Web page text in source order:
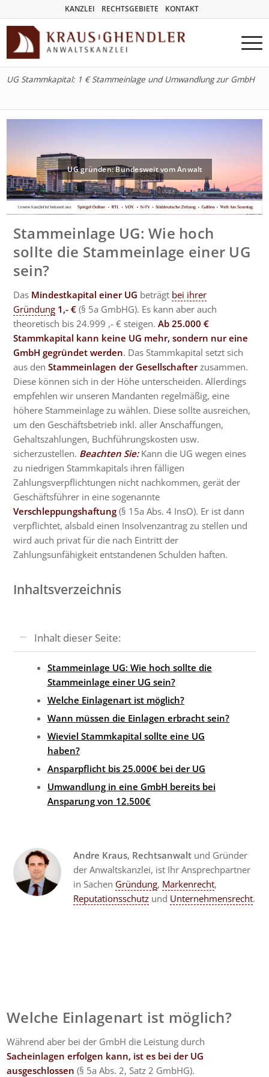
KANZLEI RECHTSGEBIETE KONTAKT
UG Stammkapital: 1 € Stammeinlage und Umwandlung zur GmbH
UG gründen: Bundesweit vom Anwalt
Stammeinlage UG: Wie hoch
sollte die Stammeinlage einer UG
sein?
Das Mindestkapital einer UG beträgt bei ihrer
Gründung 1,- €(§ 5a GmbHG). Es kann aber auch
theoretisch bis 24.999 ,- € steigen. Ab 25.000 €
Stammkapital kann keine UG mehr, sondern nur eine
GmbH gegründet werden. Das Stammkapital setzt sich
aus den Stammeinlagen der Gesellschafterzusammen.
Diese können sich in der Höhe unterscheiden. Allerdings
empfehlen wir unseren Mandanten regelmäßig, eine
höhere Stammeinlage zu wählen. Diese sollte ausreichen,
um den Geschäftsbetrieb inkl. aller Anschaffungen,
Gehaltszahlungen, Buchführungskosten usw.
sicherzustellen. Beachten Sie:Kann die UG wegen eines
zu niedrigen Stammkapitals ihren fälligen
Zahlungsverpflichtungen nicht nachkommen, gerät der
Geschäftsführer in eine sogenannte
Verschleppungshaftung(§ 15a Abs. 4 InsO). Er ist dann
verpflichtet, alsbald einen Insolvenzantrag zu stellen und
wird auch privat für die nach Eintritt der
Zahlungsunfähigkeit entstandenen Schulden haften.
Inhaltsverzeichnis
Inhalt dieser Seite:
Stammeinlage UG: Wie hoch sollte die
Stammeinlage einer UG sein?
Welche Einlagenart ist möglich?
Wann müssen die Einlagen erbracht sein?
Wieviel Stammkapital sollte eine UG
haben?
Ansparpflicht bis 25.000€ bei der UG
Umwandlung in eine GmbH bereits bei
Ansparung von 12.500€
Andre Kraus, Rechtsanwalt und Gründer
der Anwaltskanzlei, ist Ihr Ansprechpartner
in Sachen Gründung, Markenrecht,
Reputationsschutzund Unternehmensrecht.
Welche Einlagenart ist möglich?
Während aber bei der GmbH die Leistung durch
Sacheinlagen erfolgen kann, ist es bei der UG
ausgeschlossen (§ 5a Abs. 2, Satz 2 GmbHG).